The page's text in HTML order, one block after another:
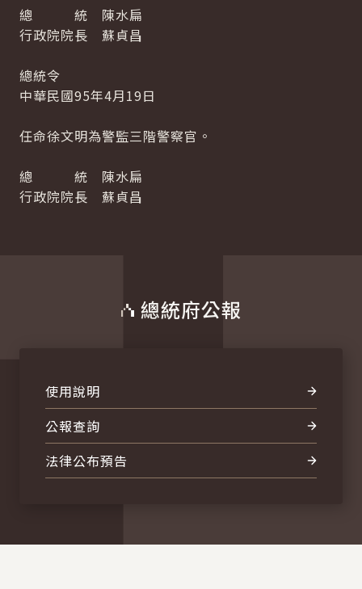
總 統 陳水扁
行政院院長 蘇貞昌
總統令
中華民國95年4月19日
任命徐文明為警監三階警察官。
總 統 陳水扁
行政院院長 蘇貞昌
總統府公報
使用說明
公報查詢
法律公布預告